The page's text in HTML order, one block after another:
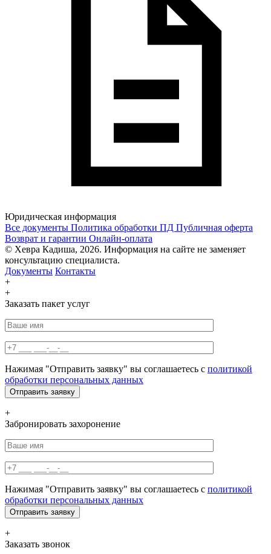
Юридическая информация
Все документы Политика обработки ПД Публичная оферта
Возврат и гарантии Онлайн-оплата
© Хевра Кадиша, 2026. Информация на сайте не заменяет
консультацию специалиста.
Документы Контакты
+
+
Заказать пакет услуг
Нажимая "Отправить заявку" вы соглашаетесь с политикой
обработки персональных данных
+
Забронировать захоронение
Нажимая "Отправить заявку" вы соглашаетесь с политикой
обработки персональных данных
+
Заказать звонок